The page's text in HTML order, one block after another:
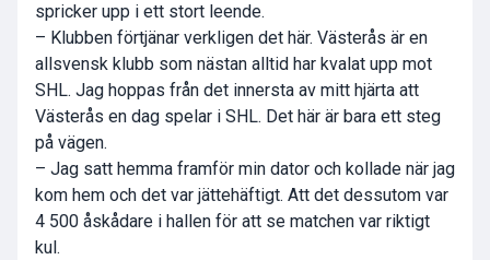
spricker upp i ett stort leende.
– Klubben förtjänar verkligen det här. Västerås är en
allsvensk klubb som nästan alltid har kvalat upp mot
SHL. Jag hoppas från det innersta av mitt hjärta att
Västerås en dag spelar i SHL. Det här är bara ett steg
på vägen.
– Jag satt hemma framför min dator och kollade när jag
kom hem och det var jättehäftigt. Att det dessutom var
4 500 åskådare i hallen för att se matchen var riktigt
kul.